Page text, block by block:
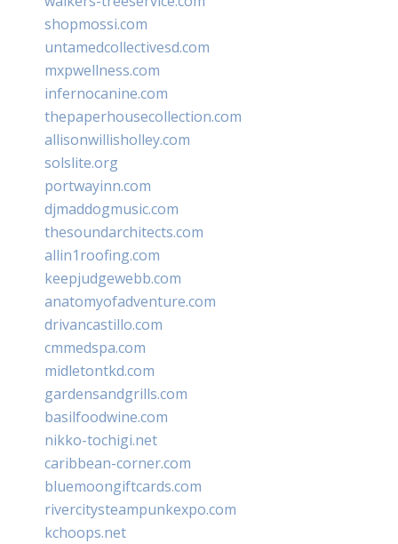
shopmossi.com
untamedcollectivesd.com
mxpwellness.com
infernocanine.com
thepaperhousecollection.com
allisonwillisholley.com
solslite.org
portwayinn.com
djmaddogmusic.com
thesoundarchitects.com
allin1roofing.com
keepjudgewebb.com
anatomyofadventure.com
drivancastillo.com
cmmedspa.com
midletontkd.com
gardensandgrills.com
basilfoodwine.com
nikko-tochigi.net
caribbean-corner.com
bluemoongiftcards.com
rivercitysteampunkexpo.com
kchoops.net